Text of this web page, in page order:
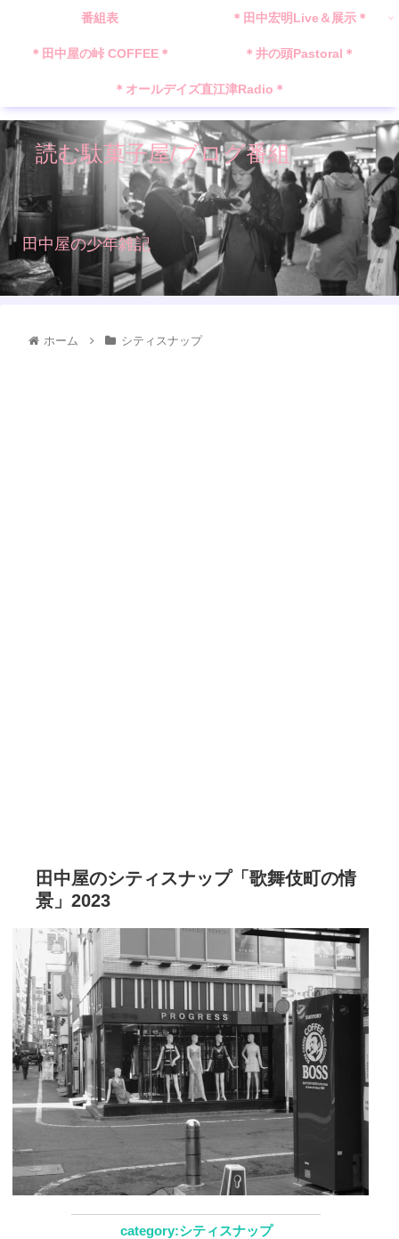
読む駄菓子屋/ブログ番組
田中屋の少年雑記
番組表 ＊田中宏明Live＆展示＊
＊田中屋の峠 COFFEE＊ ＊井の頭Pastoral＊
＊オールデイズ直江津Radio＊
ホーム シティスナップ
田中屋のシティスナップ「歌舞伎町の情
景」2023
シティスナップ